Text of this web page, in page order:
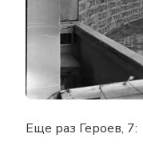
Еще раз Героев, 7: